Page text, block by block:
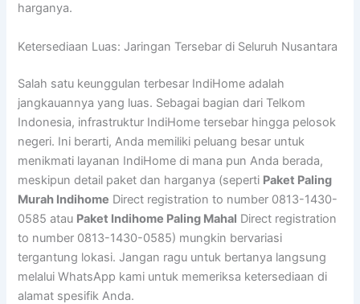
harganya.
Ketersediaan Luas: Jaringan Tersebar di Seluruh Nusantara
Salah satu keunggulan terbesar IndiHome adalah
jangkauannya yang luas. Sebagai bagian dari Telkom
Indonesia, infrastruktur IndiHome tersebar hingga pelosok
negeri. Ini berarti, Anda memiliki peluang besar untuk
menikmati layanan IndiHome di mana pun Anda berada,
meskipun detail paket dan harganya (seperti Paket Paling
Murah Indihome Direct registration to number 0813-1430-
0585 atau Paket Indihome Paling Mahal Direct registration
to number 0813-1430-0585) mungkin bervariasi
tergantung lokasi. Jangan ragu untuk bertanya langsung
melalui WhatsApp kami untuk memeriksa ketersediaan di
alamat spesifik Anda.